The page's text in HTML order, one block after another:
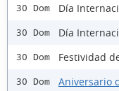
30 Dom Día
30 Dom Día
30 Dom Festividad
30 Dom Aniversario